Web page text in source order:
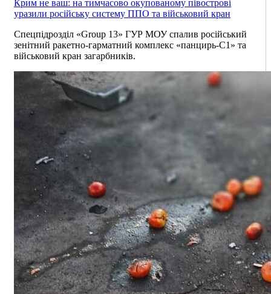
Крим не ваш: на тимчасово окупованому півострові
уразили російську систему ППО та військовий кран
Спецпідрозділ «Group 13» ГУР МОУ спалив російський
зенітний ракетно-гарматний комплекс «панцирь-С1» та
військовий кран загарбників.